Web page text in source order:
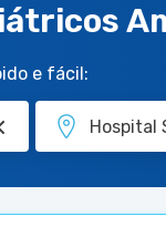
e fácil: